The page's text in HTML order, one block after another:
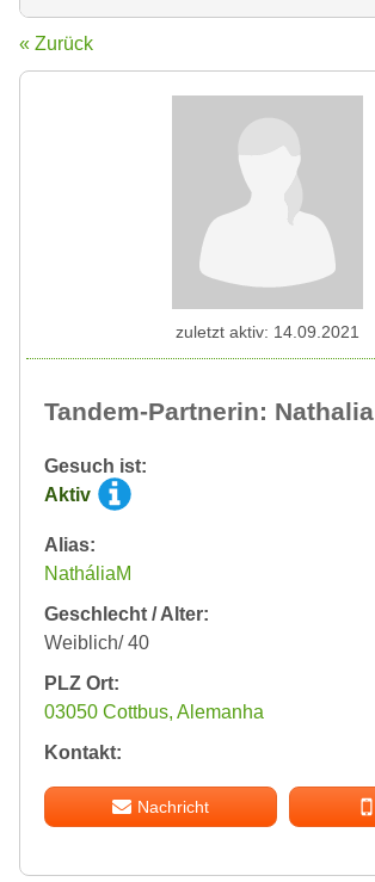
« Zurück
Tandem-Partnerin: Nathalia
Gesuch ist:
Aktiv
Alias:
NatháliaM
Geschlecht / Alter:
Weiblich/ 40
PLZ Ort:
03050 Cottbus, Alemanha
Kontakt:
Nachricht
zuletzt aktiv: 14.09.2021